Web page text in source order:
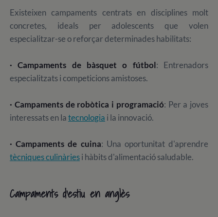
Existeixen campaments centrats en disciplines molt
concretes, ideals per adolescents que volen
especialitzar-se o reforçar determinades habilitats:
· Campaments de bàsquet o fútbol: Entrenadors
especialitzats i competicions amistoses.
· Campaments de robòtica i programació: Per a joves
interessats en latecnologia i la innovació.
· Campaments de cuina: Una oportunitat d'aprendre
tècniques culinàriesi hàbits d'alimentació saludable.
Campaments d'estiu en anglès